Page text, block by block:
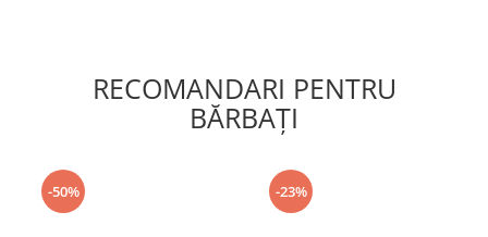
RECOMANDARI PENTRU
BĂRBAŢI
-50% -23%